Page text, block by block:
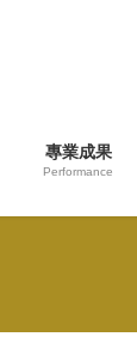
專業成果
Performance